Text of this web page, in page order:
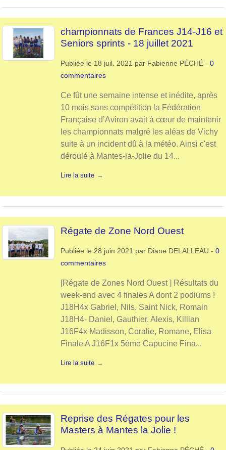
championnats de Frances J14-J16 et
Seniors sprints - 18 juillet 2021
Publiée le 18 juil. 2021 par Fabienne PÉCHÉ - 0
commentaires
Ce fût une semaine intense et inédite, après
10 mois sans compétition la Fédération
Française d’Aviron avait à cœur de maintenir
les championnats malgré les aléas de Vichy
suite à un incident dû à la météo. Ainsi c'est
déroulé à Mantes-la-Jolie du 14...
Lire la suite
Régate de Zone Nord Ouest
Publiée le 28 juin 2021 par Diane DELALLEAU - 0
commentaires
[Régate de Zones Nord Ouest ] Résultats du
week-end avec 4 finales A dont 2 podiums !
J18H4x Gabriel, Nils, Saint Nick, Romain
J18H4- Daniel, Gauthier, Alexis, Killian
J16F4x Madisson, Coralie, Romane, Elisa
Finale A J16F1x 5ème Capucine Fina...
Lire la suite
Reprise des Régates pour les
Masters à Mantes la Jolie !